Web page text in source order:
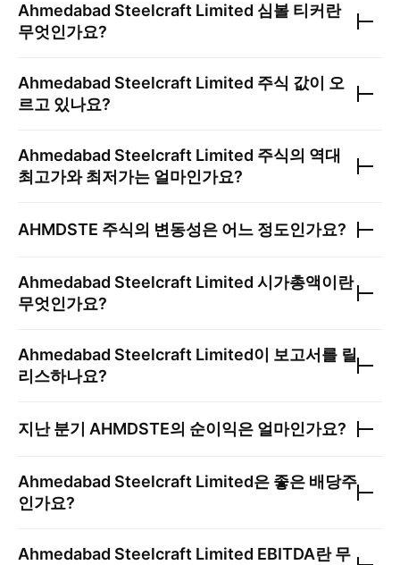
Ahmedabad Steelcraft Limited 심볼 티커란
무엇인가요?
Ahmedabad Steelcraft Limited 주식 값이 오
르고 있나요?
Ahmedabad Steelcraft Limited 주식의 역대
최고가와 최저가는 얼마인가요?
AHMDSTE 주식의 변동성은 어느 정도인가요?
Ahmedabad Steelcraft Limited 시가총액이란
무엇인가요?
Ahmedabad Steelcraft Limited이 보고서를 릴
리스하나요?
지난 분기 AHMDSTE의 순이익은 얼마인가요?
Ahmedabad Steelcraft Limited은 좋은 배당주
인가요?
Ahmedabad Steelcraft Limited EBITDA란 무